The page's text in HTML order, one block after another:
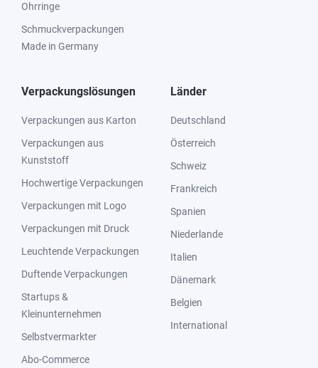
Ohrringe
Schmuckverpackungen
Made in Germany
Verpackungslösungen
Verpackungen aus Karton
Verpackungen aus
Kunststoff
Hochwertige Verpackungen
Verpackungen mit Logo
Verpackungen mit Druck
Leuchtende Verpackungen
Duftende Verpackungen
Startups &
Kleinunternehmen
Selbstvermarkter
Abo-Commerce
Länder
Deutschland
Österreich
Schweiz
Frankreich
Spanien
Niederlande
Italien
Dänemark
Belgien
International